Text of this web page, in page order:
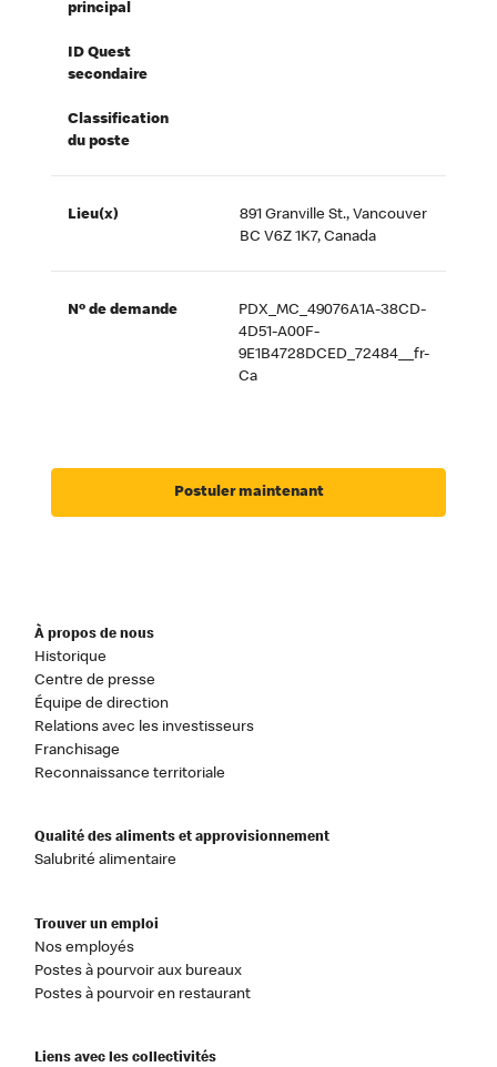
principal
ID Quest
secondaire
Classification
du poste
Lieu(x)
891 Granville St., Vancouver
BC V6Z 1K7, Canada
Nº de demande
PDX_MC_49076A1A-38CD-
4D51-A00F-
9E1B4728DCED_72484__fr-
Ca
Postuler maintenant
À propos de nous
Historique
Centre de presse
Équipe de direction
Relations avec les investisseurs
Franchisage
Reconnaissance territoriale
Qualité des aliments et approvisionnement
Salubrité alimentaire
Trouver un emploi
Nos employés
Postes à pourvoir aux bureaux
Postes à pourvoir en restaurant
Liens avec les collectivités